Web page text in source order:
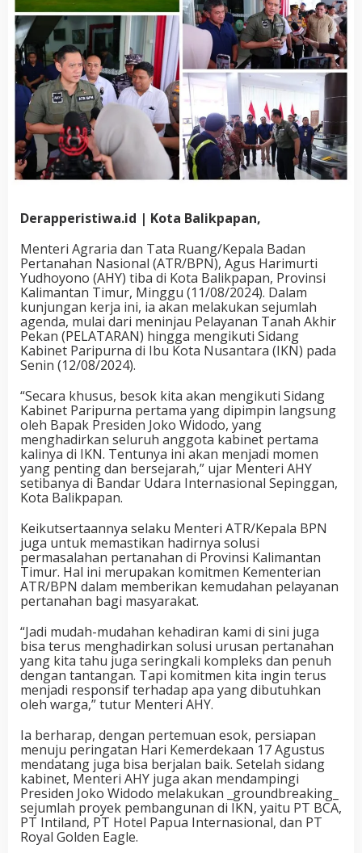
Derapperistiwa.id | Kota Balikpapan,
Menteri Agraria dan Tata Ruang/Kepala Badan
Pertanahan Nasional (ATR/BPN), Agus Harimurti
Yudhoyono (AHY) tiba di Kota Balikpapan, Provinsi
Kalimantan Timur, Minggu (11/08/2024). Dalam
kunjungan kerja ini, ia akan melakukan sejumlah
agenda, mulai dari meninjau Pelayanan Tanah Akhir
Pekan (PELATARAN) hingga mengikuti Sidang
Kabinet Paripurna di Ibu Kota Nusantara (IKN) pada
Senin (12/08/2024).
“Secara khusus, besok kita akan mengikuti Sidang
Kabinet Paripurna pertama yang dipimpin langsung
oleh Bapak Presiden Joko Widodo, yang
menghadirkan seluruh anggota kabinet pertama
kalinya di IKN. Tentunya ini akan menjadi momen
yang penting dan bersejarah,” ujar Menteri AHY
setibanya di Bandar Udara Internasional Sepinggan,
Kota Balikpapan.
Keikutsertaannya selaku Menteri ATR/Kepala BPN
juga untuk memastikan hadirnya solusi
permasalahan pertanahan di Provinsi Kalimantan
Timur. Hal ini merupakan komitmen Kementerian
ATR/BPN dalam memberikan kemudahan pelayanan
pertanahan bagi masyarakat.
“Jadi mudah-mudahan kehadiran kami di sini juga
bisa terus menghadirkan solusi urusan pertanahan
yang kita tahu juga seringkali kompleks dan penuh
dengan tantangan. Tapi komitmen kita ingin terus
menjadi responsif terhadap apa yang dibutuhkan
oleh warga,” tutur Menteri AHY.
Ia berharap, dengan pertemuan esok, persiapan
menuju peringatan Hari Kemerdekaan 17 Agustus
mendatang juga bisa berjalan baik. Setelah sidang
kabinet, Menteri AHY juga akan mendampingi
Presiden Joko Widodo melakukan _groundbreaking_
sejumlah proyek pembangunan di IKN, yaitu PT BCA,
PT Intiland, PT Hotel Papua Internasional, dan PT
Royal Golden Eagle.